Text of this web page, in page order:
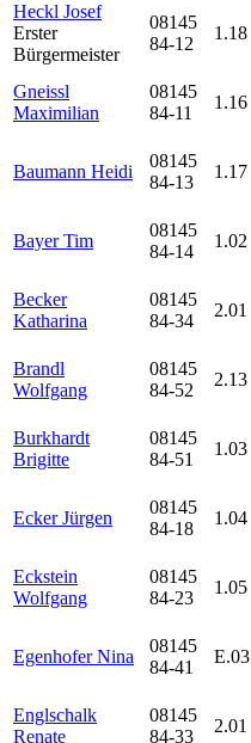
Heckl Josef
Erster
Bürgermeister
08145
84-12
1.18
Gneissl
Maximilian
08145
84-11
1.16
Baumann Heidi
08145
84-13
1.17
Bayer Tim
08145
84-14
1.02
Becker
Katharina
08145
84-34
2.01
Brandl
Wolfgang
08145
84-52
2.13
Burkhardt
Brigitte
08145
84-51
1.03
Ecker Jürgen
08145
84-18
1.04
Eckstein
Wolfgang
08145
84-23
1.05
Egenhofer Nina
08145
84-41
E.03
Englschalk
Renate
08145
84-33
2.01